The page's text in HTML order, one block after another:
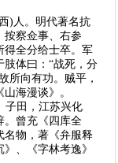
)人。明代著名抗
按察佥事、右参
得全分给士卒。军
体曰：“战死，分
所向有功。贼平，
海漫谈》。
子田，江苏兴化
。曾充《四库全
名物，著《弁服释
、《字林考逸》